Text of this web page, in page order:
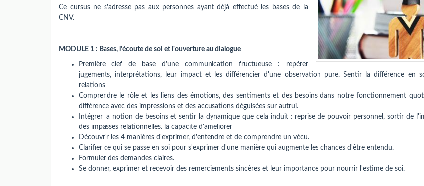
Ce cursus ne s'adresse pas aux personnes ayant déjà effectué les bases de la
CNV.
MODULE 1 : Bases, l'écoute de soi et l'ouverture au dialogue
Première clef de base d'une communication fructueuse : repérer
jugements, interprétations, leur impact et les différencier d'une observation pure. Sentir la différence en
relations
Comprendre le rôle et les liens des émotions, des sentiments et des besoins dans notre fonctionnement
différence avec des impressions et des accusations déguisées sur autrui.
Intégrer la notion de besoins et sentir la dynamique que cela induit : reprise de pouvoir personnel, sortir de
des impasses relationnelles. la capacité d'améliorer
Découvrir les 4 manières d'exprimer, d'entendre et de comprendre un vécu.
Clarifier ce qui se passe en soi pour s'exprimer d'une manière qui augmente les chances d'être entendu.
Formuler des demandes claires.
Se donner, exprimer et recevoir des remerciements sincères et leur importance pour nourrir l'estime de soi.